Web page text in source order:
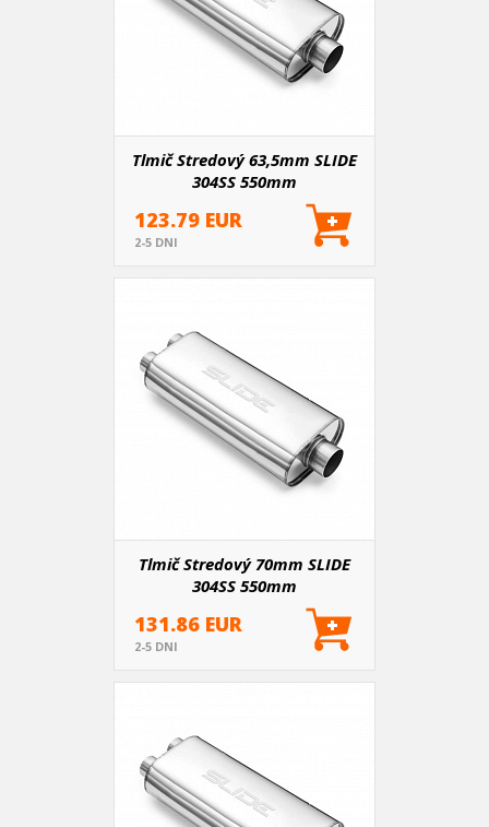
Tlmič Stredový 63,5mm SLIDE
304SS 550mm
123.79 EUR
2-5 DNI
Tlmič Stredový 70mm SLIDE
304SS 550mm
131.86 EUR
2-5 DNI